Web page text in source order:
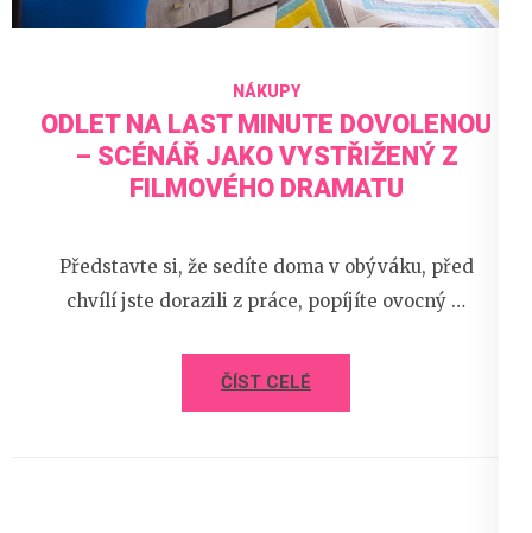
NÁKUPY
ODLET NA LAST MINUTE DOVOLENOU
– SCÉNÁŘ JAKO VYSTŘIŽENÝ Z
FILMOVÉHO DRAMATU
Představte si, že sedíte doma v obýváku, před
chvílí jste dorazili z práce, popíjíte ovocný …
ČÍST CELÉ